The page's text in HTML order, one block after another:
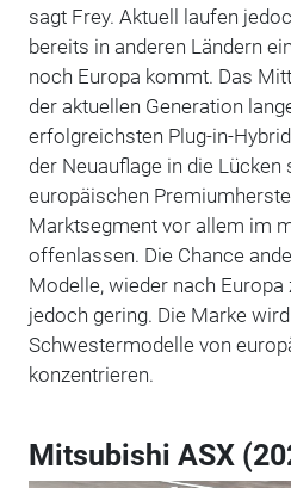
sagt Frey. Aktuell laufen
bereits in anderen Ländern
noch Europa kommt. Das
der aktuellen Generation
erfolgreichsten Plug-in-
der Neuauflage in die Lücken
europäischen
Marktsegment vor allem im
offenlassen. Die Chance
Modelle, wieder nach
jedoch gering. Die Marke
Schwestermodelle von
konzentrieren.
Mitsubishi ASX